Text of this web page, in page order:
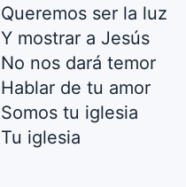
Queremos ser la luz
Y mostrar a Jesús
No nos dará temor
Hablar de tu amor
Somos tu iglesia
Tu iglesia